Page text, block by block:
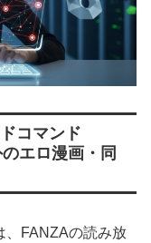
コマンド
エロ漫画・同
、FANZAの読み放